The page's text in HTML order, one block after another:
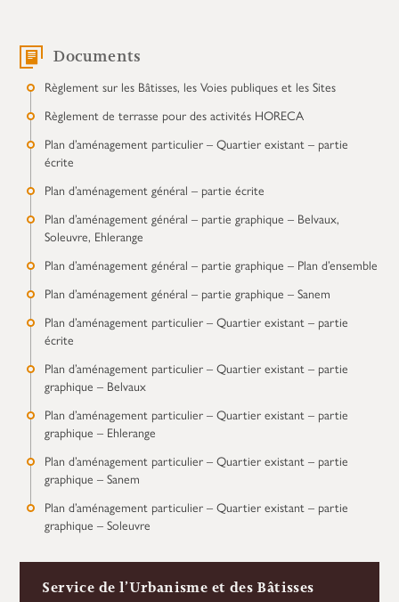
Documents
Règlement sur les Bâtisses, les Voies publiques et les Sites
Règlement de terrasse pour des activités HORECA
Plan d’aménagement particulier – Quartier existant – partie
écrite
Plan d’aménagement général – partie écrite
Plan d’aménagement général – partie graphique – Belvaux,
Soleuvre, Ehlerange
Plan d’aménagement général – partie graphique – Plan d’ensemble
Plan d’aménagement général – partie graphique – Sanem
Plan d’aménagement particulier – Quartier existant – partie
écrite
Plan d’aménagement particulier – Quartier existant – partie
graphique – Belvaux
Plan d’aménagement particulier – Quartier existant – partie
graphique – Ehlerange
Plan d’aménagement particulier – Quartier existant – partie
graphique – Sanem
Plan d’aménagement particulier – Quartier existant – partie
graphique – Soleuvre
Service de l’Urbanisme et des Bâtisses